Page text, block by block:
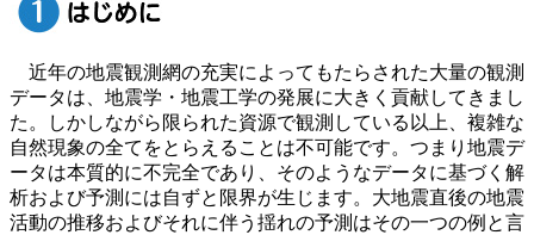
近年の地震観測網の充実によってもたらされた大量の観測
データは、地震学・地震工学の発展に大きく貢献してきまし
た。しかしながら限られた資源で観測している以上、複雑な
自然現象の全てをとらえることは不可能です。つまり地震デ
ータは本質的に不完全であり、そのようなデータに基づく解
析および予測には自ずと限界が生じます。大地震直後の地震
活動の推移およびそれに伴う揺れの予測はその一つの例と言